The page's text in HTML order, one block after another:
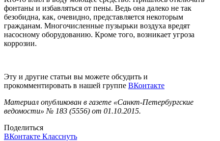
фонтаны и избавляться от пены. Ведь она далеко не так
безобидна, как, очевидно, представляется некоторым
гражданам. Многочисленные пузырьки воздуха вредят
насосному оборудованию. Кроме того, возникает угроза
коррозии.
Эту и другие статьи вы можете обсудить и
прокомментировать в нашей группе ВКонтакте
Материал опубликован в газете «Санкт-Петербургские
ведомости» № 183 (5556) от 01.10.2015.
Поделиться
ВКонтакте Класснуть